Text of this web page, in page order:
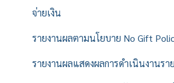
จ่ายเงิน
รายงานผลตามนโยบาย No Gift
รายงานผลแสดงผลการดำเนินงานรา